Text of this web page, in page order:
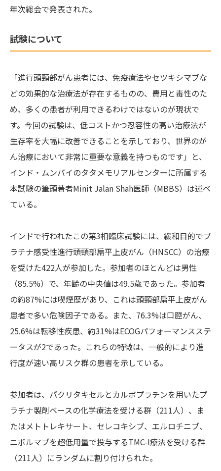
年次総会で発表された。
試験について
「進行頭頸部がん患者には、免疫療法やセツキシマブな
どの効果的な治療法が存在するものの、費用と毒性のた
め、多くの患者が利用できるわけではないのが現状で
す。今回の試験は、低コストかつ忍容性の高い治療法が
生存率を大幅に改善できることを示しており、世界のが
ん治療において非常に重要な意義を持つものです」と、
インド・ムンバイのタタメモリアルセンターに所属する
本試験の筆頭著者Minit Jalan Shah医師（MBBS）は述べ
ている。
インドで行われたこの第3相臨床試験には、緩和目的でプ
ラチナ感受性進行頭頸部扁平上皮がん（HNSCC）の治療
を受けた422人が参加した。参加者のほとんどは男性
（85.5%）で、年齢の中央値は49.5歳であった。参加者
の約87%には喫煙歴があり、これは頭頸部扁平上皮がん
患者で多い危険因子である。また、76.3%は口腔がん、
25.6%は転移性疾患、約31%はECOGパフォーマンスステ
ータスが2であった。これらの特徴は、一般的により進
行度が速い高リスク群の患者を示している。
参加者は、パクリタキセルとカルボプラチンを用いたプ
ラチナ製剤ベースの化学療法を受ける群（211人）、ま
たはメトトレキサート、セレコキシブ、エルロチニブ、
ニボルマブを超低用量で投与するTMC-I療法を受ける群
（211人）にランダムに割り付けられた。